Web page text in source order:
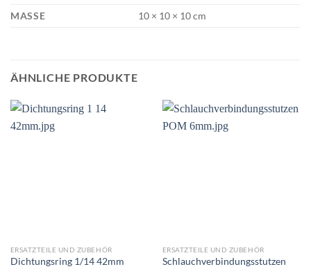
MASSE
10 × 10 × 10 cm
ÄHNLICHE PRODUKTE
ERSATZTEILE UND ZUBEHÖR
Dichtungsring 1/14 42mm
ERSATZTEILE UND ZUBEHÖR
Schlauchverbindungsstutzen